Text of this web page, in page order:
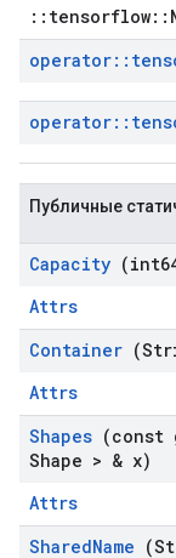
operator::
operator::
Публичные
Capacity
Attrs
Container
Attrs
Shapes (const
Shape > & x)
Attrs
SharedName